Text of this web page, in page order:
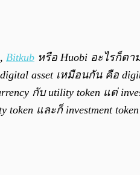
Bitkub หรือ Huobi อะไรก็ต
asset เหมือนกัน คือ
กับ utility token แต่
และก็ investment